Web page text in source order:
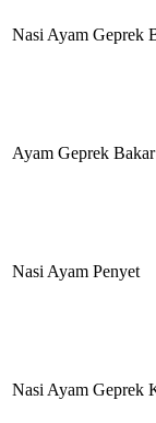
Nasi Ayam Geprek
Ayam Geprek Bakar
Nasi Ayam Penyet
Nasi Ayam Geprek